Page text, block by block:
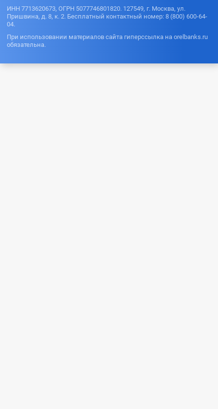
ИНН 7713620673, ОГРН 5077746801820. 127549, г. Москва, ул.
Пришвина, д. 8, к. 2. Бесплатный контактный номер: 8 (800) 600-64-
04.
При использовании материалов сайта гиперссылка на orelbanks.ru
обязательна.